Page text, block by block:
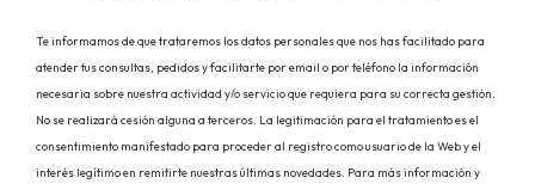
Te informamos de que trataremos los datos personales que nos has facilitado para
atender tus consultas, pedidos y facilitarte por email o por teléfono la información
necesaria sobre nuestra actividad y/o servicio que requiera para su correcta gestión.
No se realizará cesión alguna a terceros. La legitimación para el tratamiento es el
consentimiento manifestado para proceder al registro como usuario de la Web y el
interés legítimo en remitirte nuestras últimas novedades. Para más información y